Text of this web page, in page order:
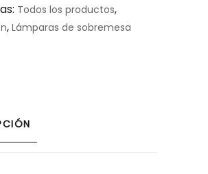
Todos los productos,
, Lámparas de sobremesa